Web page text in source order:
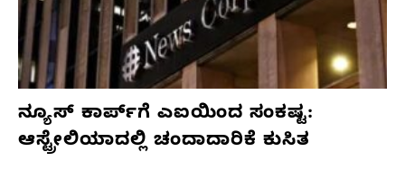
ನ್ಯೂಸ್ ಕಾರ್ಪ್‌ಗೆ ಎಐಯಿಂದ ಸಂಕಷ್ಟ:
ಆಸ್ಟ್ರೇಲಿಯಾದಲ್ಲಿ ಚಂದಾದಾರಿಕೆ ಕುಸಿತ